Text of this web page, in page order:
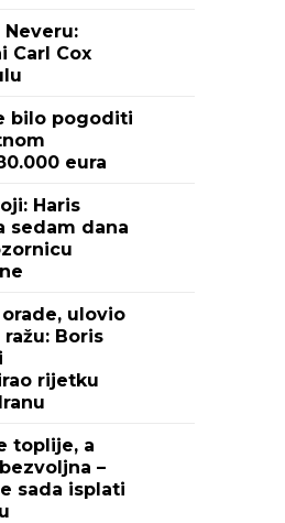
Neveru:
Carl Cox
bilo pogoditi
eura
Haris
sedam dana
ulovio
Boris
rijetku
toplije, a
–
sada isplati